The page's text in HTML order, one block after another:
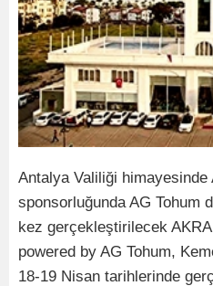
Antalya Valiliği himayesinde
sponsorluğunda AG Tohum
kez gerçekleştirilecek
powered by AG Tohum,
18-19 Nisan tarihlerinde